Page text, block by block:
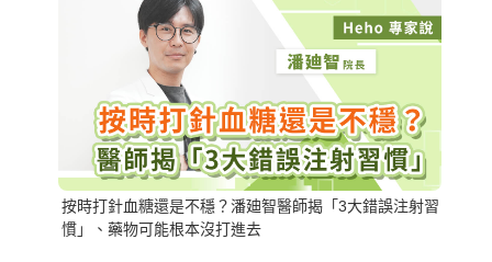
按時打針血糖還是不穩？潘廸智醫師揭「3大錯誤注射習
慣」、藥物可能根本沒打進去